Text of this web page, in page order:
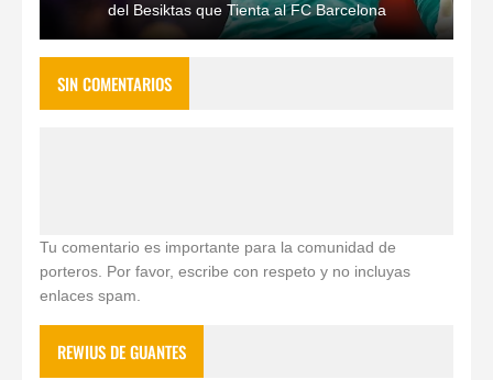
del Besiktas que Tienta al FC Barcelona
SIN COMENTARIOS
Tu comentario es importante para la comunidad de
porteros. Por favor, escribe con respeto y no incluyas
enlaces spam.
REWIUS DE GUANTES